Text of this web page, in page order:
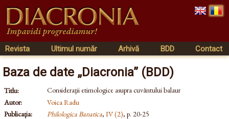
Revista Ultimul număr Arhivă BDD Contact
Baza de date „Diacronia” (BDD)
Titlu:
Consideraţii etimologice asupra cuvântului balaur
Autor:
Voica Radu
Publicația:
Philologica Banatica, IV (2), p. 20-25